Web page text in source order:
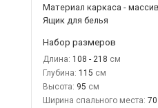
Материал каркаса -
Ящик для белья
Набор размеров
Длина: 108 - 218
Глубина: 115
Высота: 95
Ширина спального места: